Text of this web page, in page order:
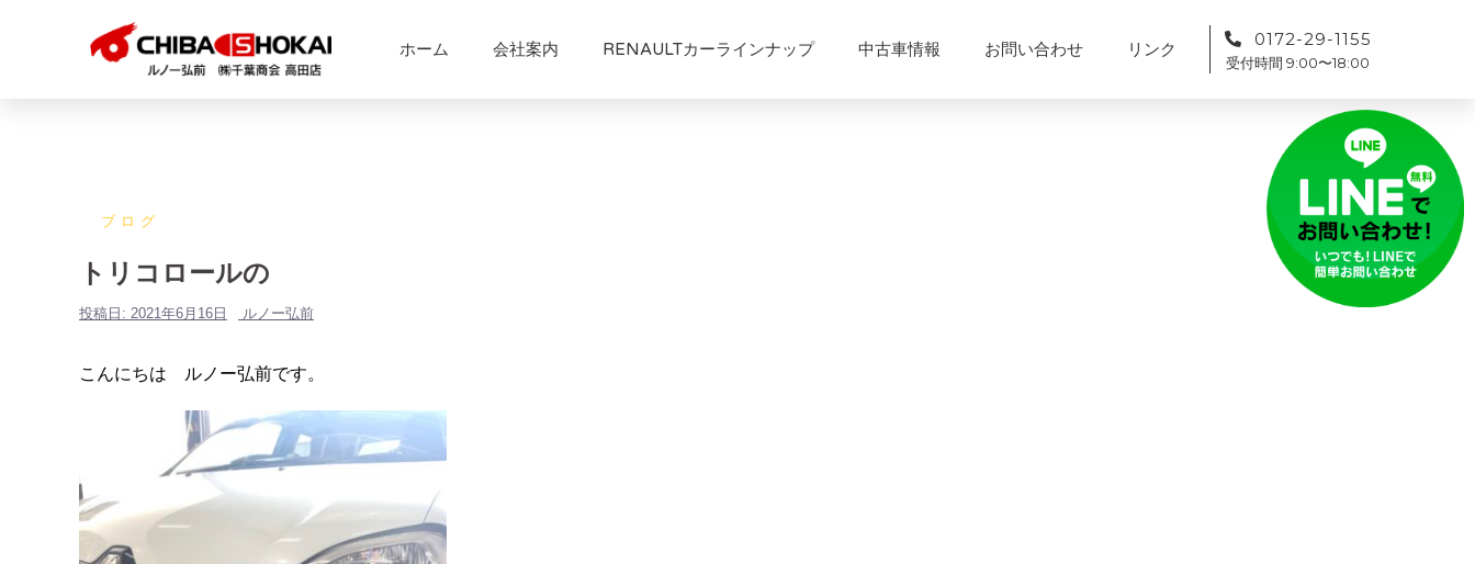
ホーム 会社案内 RENAULTカーラインナップ 中古車情報 お問い合わせ リンク 0172-29-1155
受付時間 9:00〜18:00
ブログ
トリコロールの
投稿日: 2021年6月16日 ルノー弘前
こんにちは ルノー弘前です。